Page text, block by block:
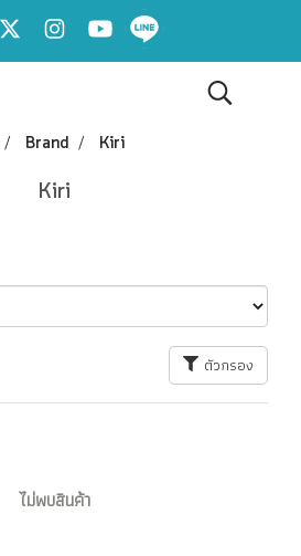
Brand Kiri
Kiri
ตัวกรอง
ไม่พบสินค้า